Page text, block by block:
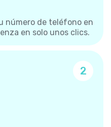
número de teléfono en
en solo unos clics.
2